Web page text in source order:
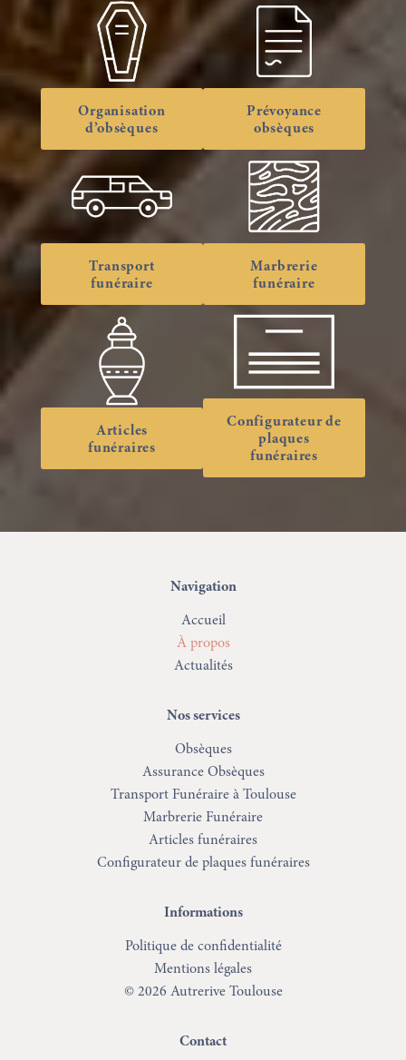
Organisation
d’obsèques
Prévoyance
obsèques
Transport
funéraire
Marbrerie
funéraire
Articles
funéraires
Configurateur de
plaques
funéraires
Navigation
Accueil
À propos
Actualités
Nos services
Obsèques
Assurance Obsèques
Transport Funéraire à Toulouse
Marbrerie Funéraire
Articles funéraires
Configurateur de plaques funéraires
Informations
Politique de confidentialité
Mentions légales
© 2026 Autrerive Toulouse
Contact